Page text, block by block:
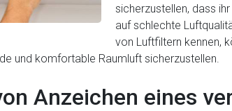
sicherzustellen, dass
auf schlechte
von Luftfiltern kennen,
und komfortable Raumluft sicherzustellen.
Anzeichen eines